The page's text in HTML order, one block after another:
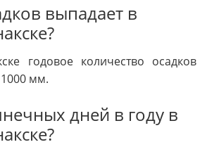
выпадает в
годовое количество осадков
1000 мм.
дней в году в